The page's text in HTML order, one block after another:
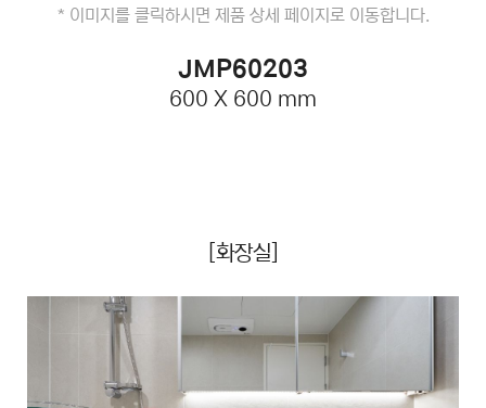
* 이미지를 클릭하시면 제품 상세 페이지로 이동합니다.
JMP60203
600 X 600 mm
[화장실]